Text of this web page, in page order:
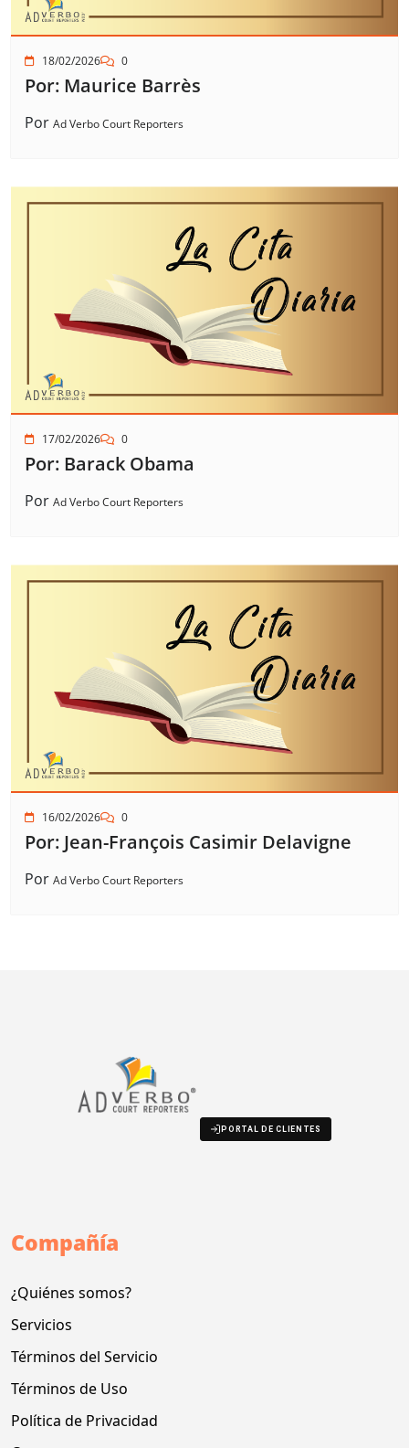
18/02/2026 0
Por: Maurice Barrès
Por Ad Verbo Court Reporters
17/02/2026 0
Por: Barack Obama
Por Ad Verbo Court Reporters
16/02/2026 0
Por: Jean-François Casimir Delavigne
Por Ad Verbo Court Reporters
PORTAL DE CLIENTES
Compañía
¿Quiénes somos?
Servicios
Términos del Servicio
Términos de Uso
Política de Privacidad